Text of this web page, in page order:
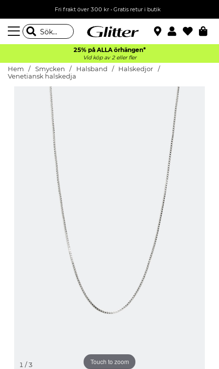
Fri frakt över 300 kr• Gratis retur i butik
25% på ALLA örhängen*
Vid köp av 2 eller fler
Hem Smycken Halsband
Halskedjor
Venetiansk halskedja
Touch to zoom
1 / 3